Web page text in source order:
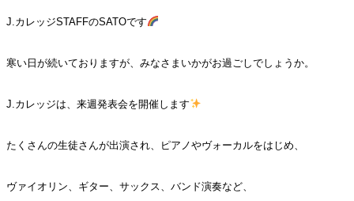
J.カレッジSTAFFのSATOです
寒い日が続いておりますが、みなさまいかがお過ごしでしょうか。
J.カレッジは、来週発表会を開催します
たくさんの生徒さんが出演され、ピアノやヴォーカルをはじめ、
ヴァイオリン、ギター、サックス、バンド演奏など、